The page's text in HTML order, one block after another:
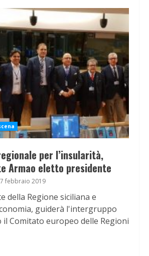
per l’insularità,
Armao eletto presidente
7 febbraio 2019
della Regione siciliana e
guiderà l'intergruppo
Comitato europeo delle Regioni